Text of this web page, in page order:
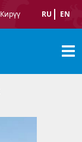
Кирүү RU EN